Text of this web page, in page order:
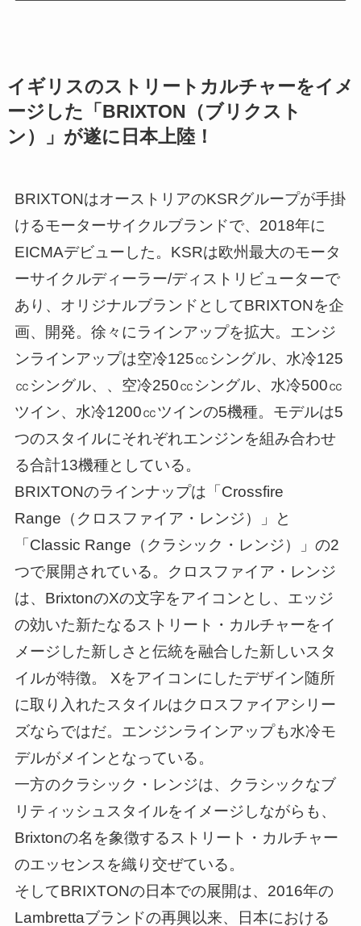
イギリスのストリートカルチャーをイメ
ージした「BRIXTON（ブリクスト
ン）」が遂に日本上陸！
BRIXTONはオーストリアのKSRグループが手掛
けるモーターサイクルブランドで、2018年に
EICMAデビューした。KSRは欧州最大のモータ
ーサイクルディーラー/ディストリビューターで
あり、オリジナルブランドとしてBRIXTONを企
画、開発。徐々にラインアップを拡大。エンジ
ンラインアップは空冷125㏄シングル、水冷125
㏄シングル、、空冷250㏄シングル、水冷500㏄
ツイン、水冷1200㏄ツインの5機種。モデルは5
つのスタイルにそれぞれエンジンを組み合わせ
る合計13機種としている。
BRIXTONのラインナップは「Crossfire
Range（クロスファイア・レンジ）」と
「Classic Range（クラシック・レンジ）」の2
つで展開されている。クロスファイア・レンジ
は、BrixtonのXの文字をアイコンとし、エッジ
の効いた新たなるストリート・カルチャーをイ
メージした新しさと伝統を融合した新しいスタ
イルが特徴。 Xをアイコンにしたデザイン随所
に取り入れたスタイルはクロスファイアシリー
ズならではだ。エンジンラインアップも水冷モ
デルがメインとなっている。
一方のクラシック・レンジは、クラシックなブ
リティッシュスタイルをイメージしながらも、
Brixtonの名を象徴するストリート・カルチャー
のエッセンスを織り交ぜている。
そしてBRIXTONの日本での展開は、2016年の
Lambrettaブランドの再興以来、日本における